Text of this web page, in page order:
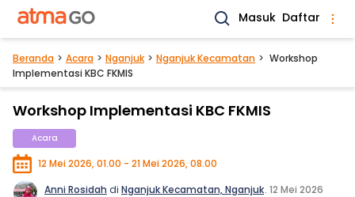
Masuk Daftar
Beranda Acara Nganjuk Nganjuk Kecamatan
Workshop
Implementasi KBC FKMIS
Workshop Implementasi KBC FKMIS
Acara
12 Mei 2026, 01.00 - 21 Mei 2026, 08.00
Anni Rosidah di Nganjuk Kecamatan, Nganjuk. 12 Mei 2026